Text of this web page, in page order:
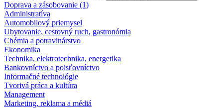
Doprava a zásobovanie (1)
Administratíva
Automobilový priemysel
Ubytovanie, cestovný ruch, gastronómia
Chémia a potravinárstvo
Ekonomika
Technika, elektrotechnika, energetika
Bankovníctvo a poisťovníctvo
Informačné technológie
Tvorivá práca a kultúra
Management
Marketing, reklama a médiá